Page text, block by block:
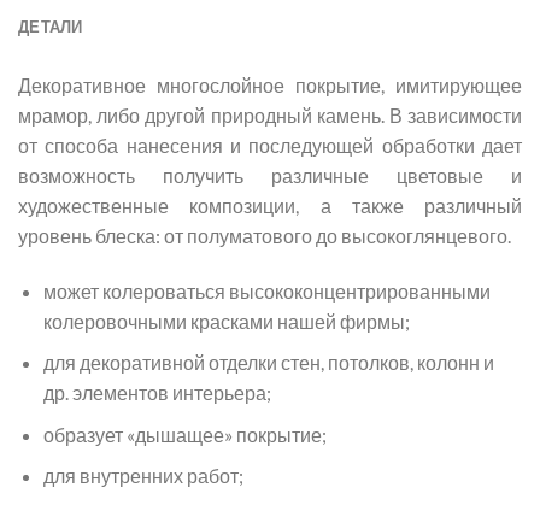
ДЕТАЛИ
Декоративное многослойное покрытие, имитирующее
мрамор, либо другой природный камень. В зависимости
от способа нанесения и последующей обработки дает
возможность получить различные цветовые и
художественные композиции, а также различный
уровень блеска: от полуматового до высокоглянцевого.
может колероваться высококонцентрированными
колеровочными красками нашей фирмы;
для декоративной отделки стен, потолков, колонн и
др. элементов интерьера;
образует «дышащее» покрытие;
для внутренних работ;